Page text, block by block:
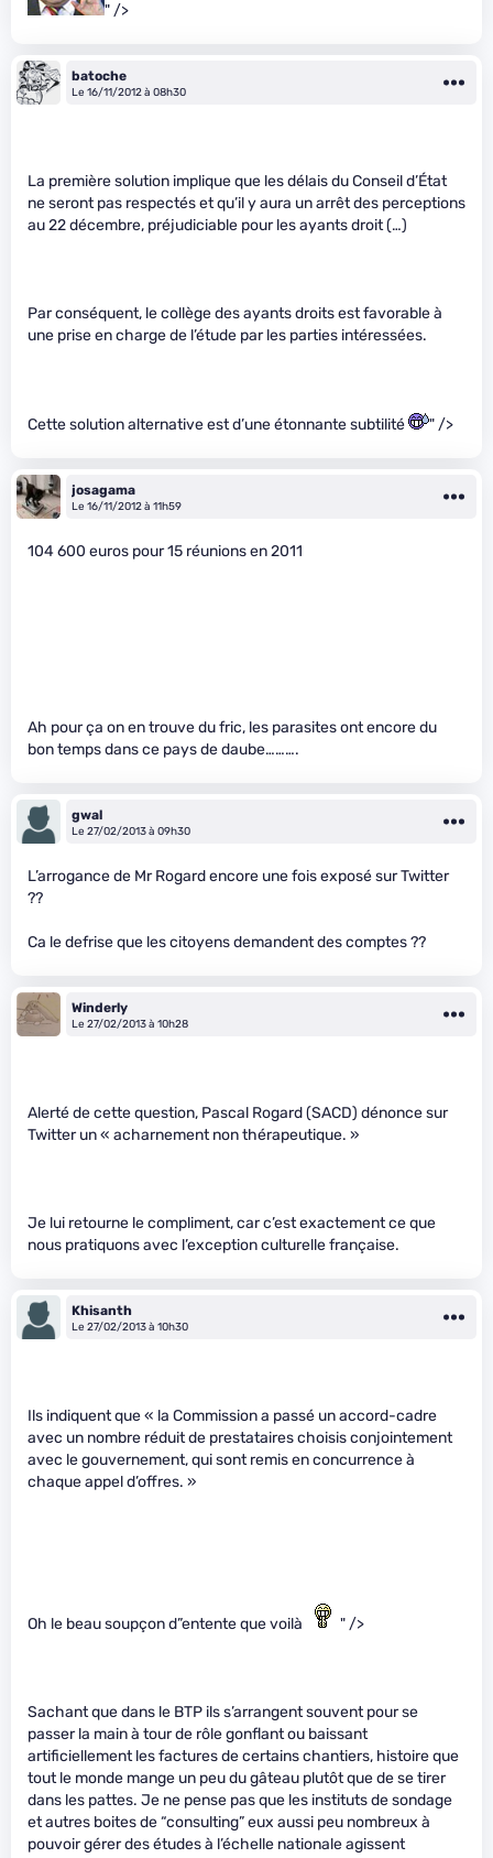
" />
batoche
Le 16/11/2012 à 08h30
La première solution implique que les délais du Conseil d’État
ne seront pas respectés et qu’il y aura un arrêt des perceptions
au 22 décembre, préjudiciable pour les ayants droit (…)
Par conséquent, le collège des ayants droits est favorable à
une prise en charge de l’étude par les parties intéressées.
Cette solution alternative est d’une étonnante subtilité " />
josagama
Le 16/11/2012 à 11h59
104 600 euros pour 15 réunions en 2011
Ah pour ça on en trouve du fric, les parasites ont encore du
bon temps dans ce pays de daube……….
gwal
Le 27/02/2013 à 09h30
L’arrogance de Mr Rogard encore une fois exposé sur Twitter
??
Ca le defrise que les citoyens demandent des comptes ??
Winderly
Le 27/02/2013 à 10h28
Alerté de cette question, Pascal Rogard (SACD) dénonce sur
Twitter un « acharnement non thérapeutique. »
Je lui retourne le compliment, car c’est exactement ce que
nous pratiquons avec l’exception culturelle française.
Khisanth
Le 27/02/2013 à 10h30
Ils indiquent que « la Commission a passé un accord-cadre
avec un nombre réduit de prestataires choisis conjointement
avec le gouvernement, qui sont remis en concurrence à
chaque appel d’offres. »
Oh le beau soupçon d”entente que voilà " />
Sachant que dans le BTP ils s’arrangent souvent pour se
passer la main à tour de rôle gonflant ou baissant
artificiellement les factures de certains chantiers, histoire que
tout le monde mange un peu du gâteau plutôt que de se tirer
dans les pattes. Je ne pense pas que les instituts de sondage
et autres boites de “consulting” eux aussi peu nombreux à
pouvoir gérer des études à l’échelle nationale agissent